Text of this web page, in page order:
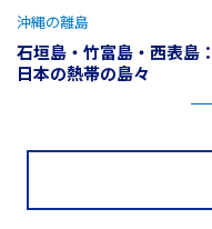
石垣島・竹富島・西表島：
日本の熱帯の島々
沖縄の離島